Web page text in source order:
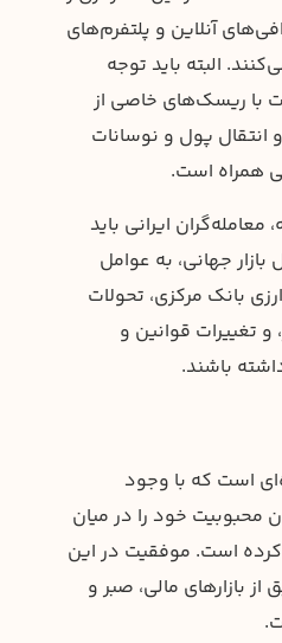
آنلاین و پلتفرم‌های
البته باید توجه
با ریسک‌های خاصی از
پول و نوسانات
همراه است.
ایرانی باید
جهانی، به عوامل
بانک مرکزی، تحولات
تغییرات قوانین و
باشند.
است که با وجود
خود را در میان
است. موفقیت در این
از بازارهای مالی، صبر و